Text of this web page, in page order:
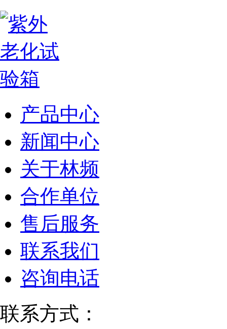
产品中心
新闻中心
关于林频
合作单位
售后服务
联系我们
咨询电话
联系方式：